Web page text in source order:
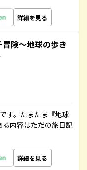
詳細を見る
険～地球の歩き
す。たまたま『地球
内容はただの旅日記
詳細を見る